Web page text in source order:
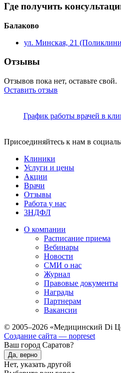
Где получить
Балаково
ул. Минская, 21
Отзывы
Отзывов пока нет, оставьте свой.
Оставить отзыв
График работы врачей в
Присоединяйтесь к нам в
Клиники
Услуги и цены
Акции
Врачи
Отзывы
Работа у нас
3НДФЛ
О компании
Расписание приема
Вебинары
Новости
СМИ о нас
Журнал
Правовые документы
Награды
Партнерам
Вакансии
© 2005–2026 «Медицинский Di
Создание сайта — nopreset
Ваш город Саратов?
Да, верно
Нет, указать другой